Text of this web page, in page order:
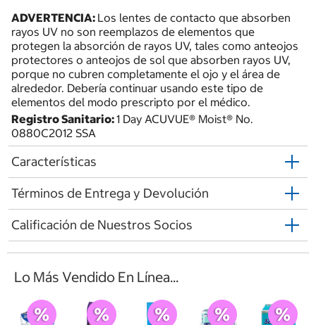
ADVERTENCIA: Los lentes de contacto que absorben
rayos UV no son reemplazos de elementos que
protegen la absorción de rayos UV, tales como anteojos
protectores o anteojos de sol que absorben rayos UV,
porque no cubren completamente el ojo y el área de
alrededor. Debería continuar usando este tipo de
elementos del modo prescripto por el médico.
Registro Sanitario:1 Day ACUVUE® Moist® No.
0880C2012 SSA
Características
Términos de Entrega y Devolución
Calificación de Nuestros Socios
Lo Más Vendido En Línea...